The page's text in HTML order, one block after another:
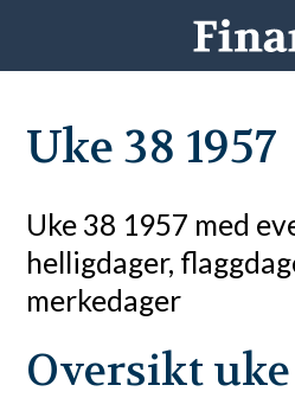
Uke 38 1957
Uke 38 1957 med
helligdager,
merkedager
Oversikt uke